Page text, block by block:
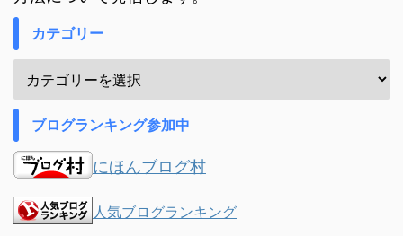
カテゴリー
ブログランキング参加中
にほんブログ村
人気ブログランキング